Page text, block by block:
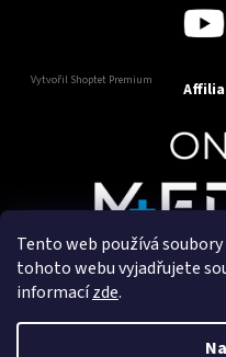
Tento web používá
tohoto webu vyjadřujete
informacízde.
Vytvořil Shoptet Premium
Copyright 2025
Vytvořil a